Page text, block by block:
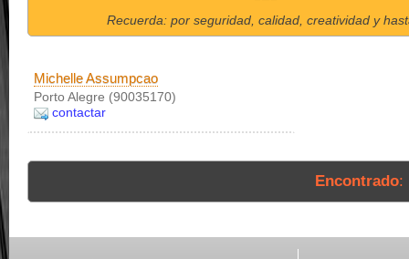
Recuerda: por seguridad, calidad, creatividad y
Michelle Assumpcao
Porto Alegre (90035170)
contactar
Encontrado: